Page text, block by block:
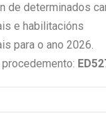
de determinados
e habilitacións
para o ano 2026.